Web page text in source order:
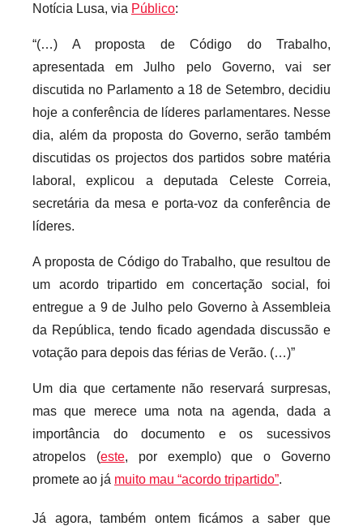
s
n
f
l
e
x
e
i
s
Notícia Lusa, via Público:
“(…) A proposta de Código do Trabalho,
apresentada em Julho pelo Governo, vai ser
discutida no Parlamento a 18 de Setembro, decidiu
hoje a conferência de líderes parlamentares. Nesse
dia, além da proposta do Governo, serão também
discutidas os projectos dos partidos sobre matéria
laboral, explicou a deputada Celeste Correia,
secretária da mesa e porta-voz da conferência de
líderes.
A proposta de Código do Trabalho, que resultou de
um acordo tripartido em concertação social, foi
entregue a 9 de Julho pelo Governo à Assembleia
da República, tendo ficado agendada discussão e
votação para depois das férias de Verão. (…)”
Um dia que certamente não reservará surpresas,
mas que merece uma nota na agenda, dada a
importância do documento e os sucessivos
atropelos (este, por exemplo) que o Governo
promete ao já muito mau “acordo tripartido”.
Já agora, também ontem ficámos a saber que